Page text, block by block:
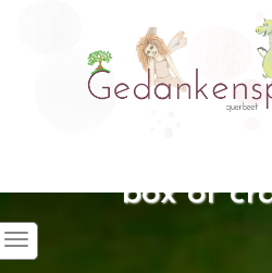
"Life is about
box of